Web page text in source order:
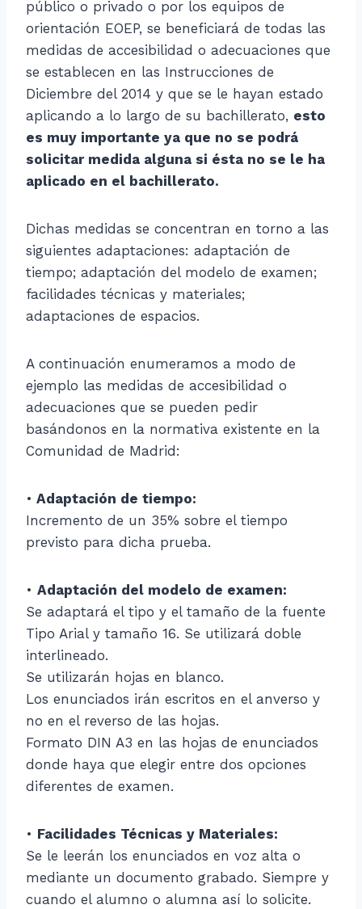
público o privado o por los equipos de
orientación EOEP, se beneficiará de todas las
medidas de accesibilidad o adecuaciones que
se establecen en las Instrucciones de
Diciembre del 2014 y que se le hayan estado
aplicando a lo largo de su bachillerato, esto
es muy importante ya que no se podrá
solicitar medida alguna si ésta no se le ha
aplicado en el bachillerato.
Dichas medidas se concentran en torno a las
siguientes adaptaciones: adaptación de
tiempo; adaptación del modelo de examen;
facilidades técnicas y materiales;
adaptaciones de espacios.
A continuación enumeramos a modo de
ejemplo las medidas de accesibilidad o
adecuaciones que se pueden pedir
basándonos en la normativa existente en la
Comunidad de Madrid:
• Adaptación de tiempo:
Incremento de un 35% sobre el tiempo
previsto para dicha prueba.
• Adaptación del modelo de examen:
Se adaptará el tipo y el tamaño de la fuente
Tipo Arial y tamaño 16. Se utilizará doble
interlineado.
Se utilizarán hojas en blanco.
Los enunciados irán escritos en el anverso y
no en el reverso de las hojas.
Formato DIN A3 en las hojas de enunciados
donde haya que elegir entre dos opciones
diferentes de examen.
• Facilidades Técnicas y Materiales:
Se le leerán los enunciados en voz alta o
mediante un documento grabado. Siempre y
cuando el alumno o alumna así lo solicite.